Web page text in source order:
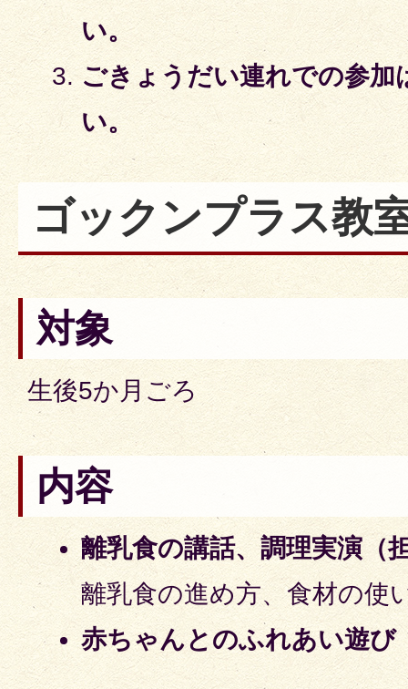
い。
ごきょうだい連れでの参加
い。
ゴックンプラス教
対象
生後5か月ごろ
内容
離乳食の講話、調理実演（
離乳食の進め方、食材の使
赤ちゃんとのふれあい遊び